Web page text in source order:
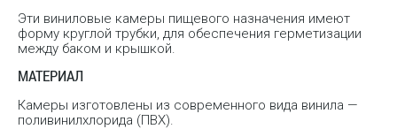
Эти виниловые камеры пищевого назначения имеют
форму круглой трубки, для обеспечения герметизации
между баком и крышкой.
МАТЕРИАЛ
Камеры изготовлены из современного вида винила —
поливинилхлорида (ПВХ).